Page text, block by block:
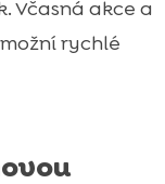
Včasná akce a
rychlé